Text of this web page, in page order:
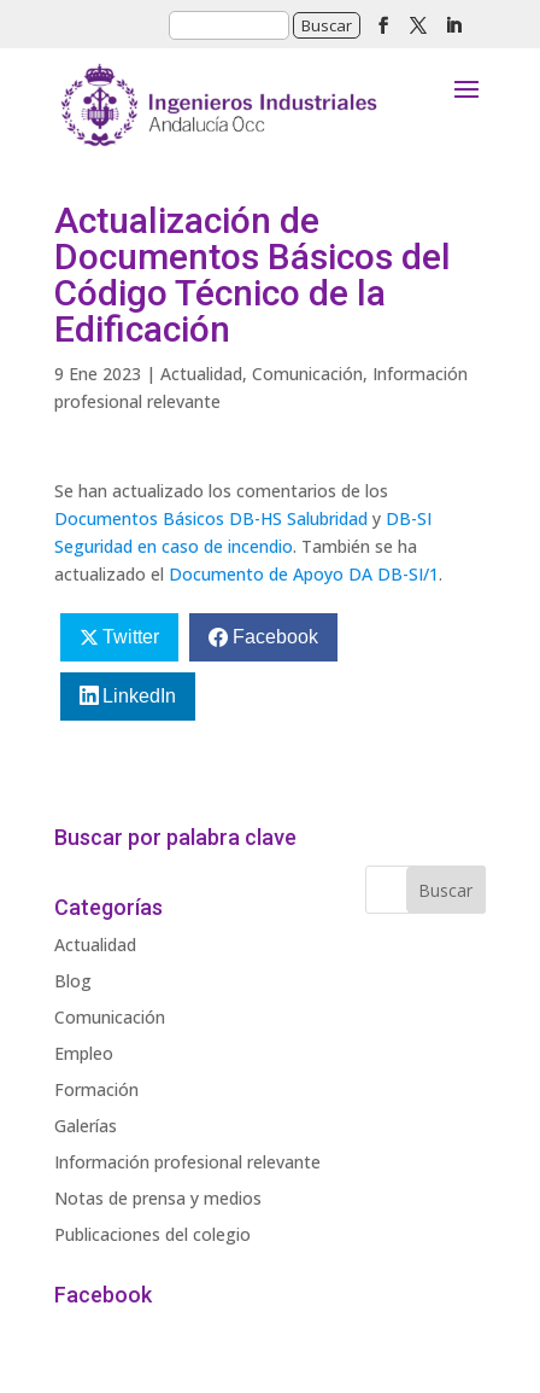
Actualización de
Documentos Básicos del
Código Técnico de la
Edificación
9 Ene 2023 | Actualidad, Comunicación, Información
profesional relevante
Se han actualizado los comentarios de los
Documentos Básicos DB-HS Salubridady DB-SI
Seguridad en caso de incendio. También se ha
actualizado el Documento de Apoyo DA DB-SI/1.
Twitter Facebook
LinkedIn
Buscar por palabra clave
Categorías
Actualidad
Blog
Comunicación
Empleo
Formación
Galerías
Información profesional relevante
Notas de prensa y medios
Publicaciones del colegio
Facebook